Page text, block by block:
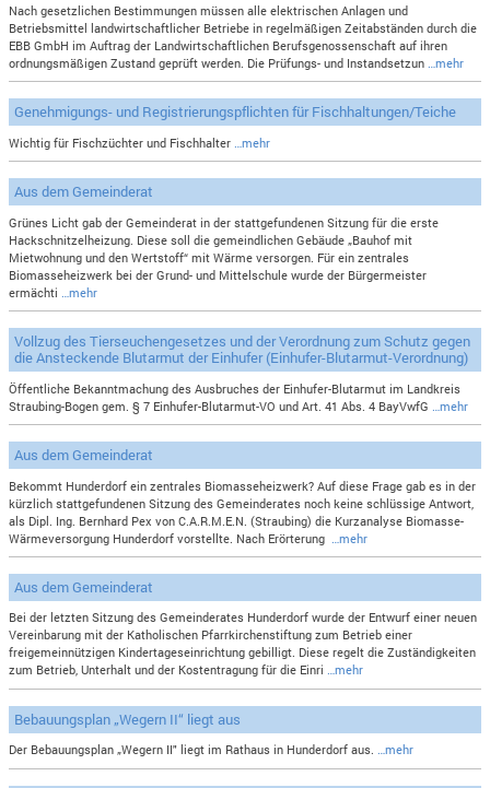
Nach gesetzlichen Bestimmungen müssen alle elektrischen Anlagen und
Betriebsmittel landwirtschaftlicher Betriebe in regelmäßigen Zeitabständen durch die
EBB GmbH im Auftrag der Landwirtschaftlichen Berufsgenossenschaft auf ihren
ordnungsmäßigen Zustand geprüft werden. Die Prüfungs- und Instandsetzun
…mehr
Genehmigungs- und Registrierungspflichten für Fischhaltungen/Teiche
Wichtig für Fischzüchter und Fischhalter …mehr
Aus dem Gemeinderat
Grünes Licht gab der Gemeinderat in der stattgefundenen Sitzung für die erste
Hackschnitzelheizung. Diese soll die gemeindlichen Gebäude „Bauhof mit
Mietwohnung und den Wertstoff“ mit Wärme versorgen. Für ein zentrales
Biomasseheizwerk bei der Grund- und Mittelschule wurde der Bürgermeister
ermächti
…mehr
Vollzug des Tierseuchengesetzes und der Verordnung zum Schutz gegen
die Ansteckende Blutarmut der Einhufer (Einhufer-Blutarmut-Verordnung)
Öffentliche Bekanntmachung des Ausbruches der Einhufer-Blutarmut im Landkreis
Straubing-Bogen gem. § 7 Einhufer-Blutarmut-VO und Art. 41 Abs. 4 BayVwfG
…mehr
Aus dem Gemeinderat
Bekommt Hunderdorf ein zentrales Biomasseheizwerk? Auf diese Frage gab es in der
kürzlich stattgefundenen Sitzung des Gemeinderates noch keine schlüssige Antwort,
als Dipl. Ing. Bernhard Pex von C.A.R.M.E.N. (Straubing) die Kurzanalyse Biomasse-
Wärmeversorgung Hunderdorf vorstellte. Nach Erörterung
…mehr
Aus dem Gemeinderat
Bei der letzten Sitzung des Gemeinderates Hunderdorf wurde der Entwurf einer neuen
Vereinbarung mit der Katholischen Pfarrkirchenstiftung zum Betrieb einer
freigemeinnützigen Kindertageseinrichtung gebilligt. Diese regelt die Zuständigkeiten
zum Betrieb, Unterhalt und der Kostentragung für die Einri…mehr
Bebauungsplan „Wegern II“ liegt aus
Der Bebauungsplan „Wegern II" liegt im Rathaus in Hunderdorf aus.…mehr